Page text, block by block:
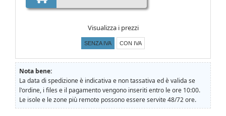
Visualizza i prezzi
SENZA IVA CON IVA
Nota bene:
La data di spedizione è indicativa e non tassativa ed è valida se
l'ordine, i files e il pagamento vengono inseriti entro le ore 10:00.
Le isole e le zone più remote possono essere servite 48/72 ore.